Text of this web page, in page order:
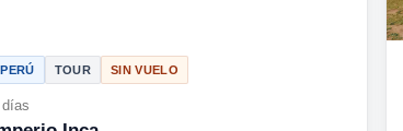
PERÚ TOUR SIN VUELO